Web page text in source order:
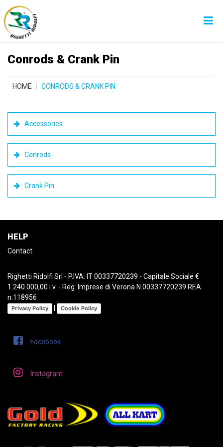
Conrods & Crank Pin
HOME CONRODS & CRANK PIN
Accessories
Conrods
Crank Pin
HELP
Contact
Righetti Ridolfi Srl - P.IVA: IT 00337720239 - Capitale Sociale €
1.240.000,00 i.v. - Reg. Imprese di Verona N.00337720239 REA
n.118956
Privacy Policy Cookie Policy
Facebook
Instagram